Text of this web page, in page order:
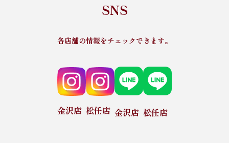
SNS
各店舗の情報をチェックできます。
金沢店 松任店 金沢店 松任店